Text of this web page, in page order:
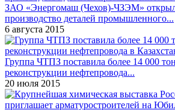
ЗАО «Энергомаш (Чехов)-ЧЗЭМ»
производство деталей промышленного...
6 августа 2015
Группа ЧТПЗ поставила более 14 000
реконструкции нефтепровода...
20 июля 2015